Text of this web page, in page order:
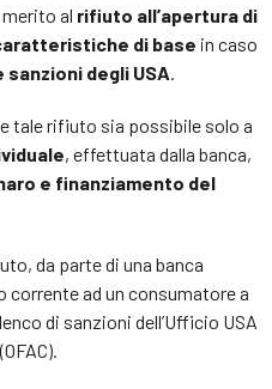
al rifiuto all’apertura di
di base in caso
degli USA.
tale rifiuto sia possibile solo a
, effettuata dalla banca,
e finanziamento del
da parte di una banca
corrente ad un consumatore a
di sanzioni dell’Ufficio USA